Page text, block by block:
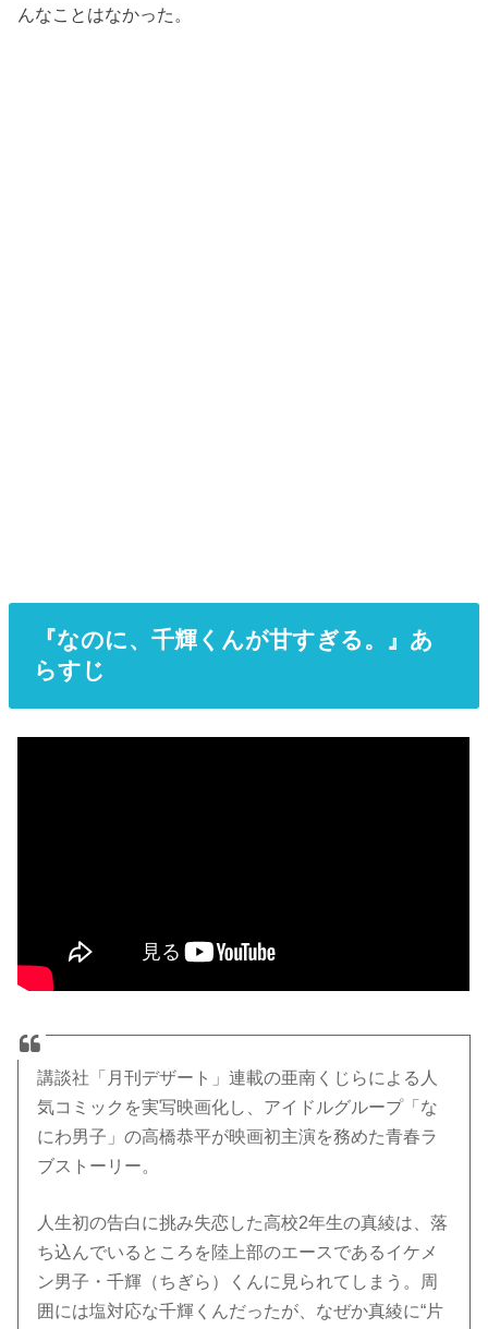
んなことはなかった。
『なのに、千輝くんが甘すぎる。』あ
らすじ
講談社「月刊デザート」連載の亜南くじらによる人
気コミックを実写映画化し、アイドルグループ「な
にわ男子」の高橋恭平が映画初主演を務めた青春ラ
ブストーリー。
人生初の告白に挑み失恋した高校2年生の真綾は、落
ち込んでいるところを陸上部のエースであるイケメ
ン男子・千輝（ちぎら）くんに見られてしまう。周
囲には塩対応な千輝くんだったが、なぜか真綾に“片